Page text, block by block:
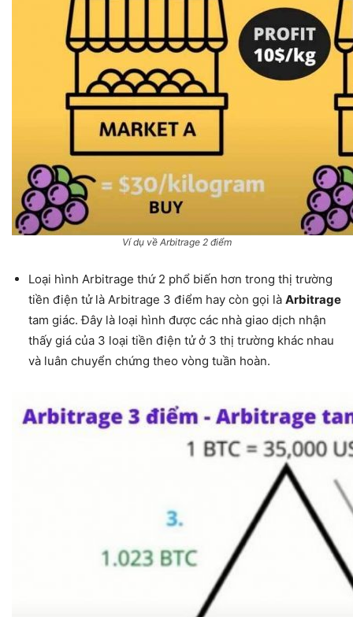
Ví dụ về Arbitrage 2 điểm
Loại hình Arbitrage thứ 2 phổ biến hơn trong thị trường
tiền điện tử là Arbitrage 3 điểm hay còn gọi là Arbitrage
tam giác. Đây là loại hình được các nhà giao dịch nhận
thấy giá của 3 loại tiền điện tử ở 3 thị trường khác nhau
và luân chuyển chứng theo vòng tuần hoàn.